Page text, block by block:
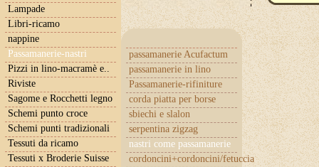
Lampade
Libri-ricamo
nappine
Passamanerie-nastri
passamanerie Acufactum
passamanerie in lino
Passamanerie-rifiniture
corda piatta per borse
sbiechi e slalon
serpentina zigzag
nastri come passamanerie
cordoncini+cordoncini/fetuccia
Pizzi in lino-macramè e..
Riviste
Sagome e Rocchetti legno
Schemi punto croce
Schemi punti tradizionali
Tessuti da ricamo
Tessuti x Broderie Suisse